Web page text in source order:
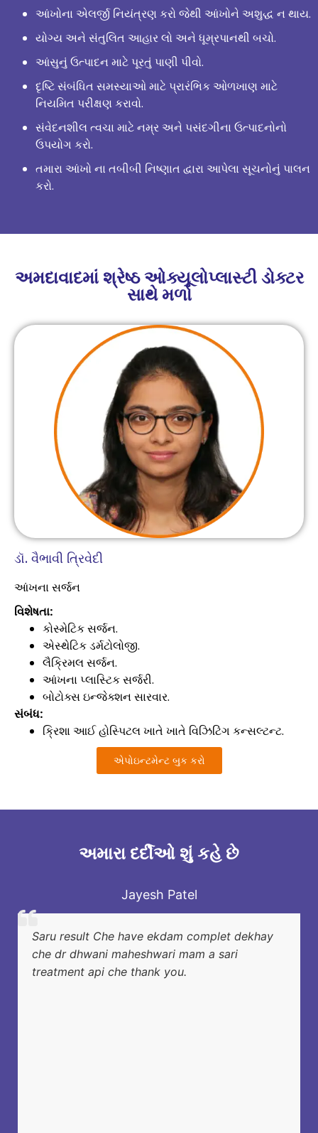
આંખોના એલર્જી નિયંત્રણ કરો જેથી આંખોને અશુદ્ધ ન થાય.
યોગ્ય અને સંતુલિત આહાર લો અને ધૂમ્રપાનથી બચો.
આંસુનું ઉત્પાદન માટે પૂરતું પાણી પીવો.
દૃષ્ટિ સંબંધિત સમસ્યાઓ માટે પ્રારંભિક ઓળખાણ માટે
નિયમિત પરીક્ષણ કરાવો.
સંવેદનશીલ ત્વચા માટે નમ્ર અને પસંદગીના ઉત્પાદનોનો
ઉપયોગ કરો.
તમારા આંખો ના તબીબી નિષ્ણાત દ્વારા આપેલા સૂચનોનું પાલન
કરો.
અમદાવાદમાં શ્રેષ્ઠ ઓક્યૂલોપ્લાસ્ટી ડોક્ટર
સાથે મળો
ડૉ. વૈભાવી ત્રિવેદી
આંખના સર્જન
વિશેષતા:
કોસ્મેટિક સર્જન.
એસ્થેટિક ડર્મટોલોજી.
લૈક્રિમલ સર્જન.
આંખના પ્લાસ્ટિક સર્જરી.
બોટોક્સ ઇન્જેક્શન સારવાર.
સંબંધ:
ક્રિશા આઈ હોસ્પિટલખાતે ખાતે વિઝિટિંગ કન્સલ્ટન્ટ.
એપોઇન્ટમેન્ટ બુક કરો
અમારા દર્દીઓ શું કહે છે
Jayesh Patel
Saru result Che have ekdam complet dekhay
che dr dhwani maheshwari mam a sari
treatment api che thank you.